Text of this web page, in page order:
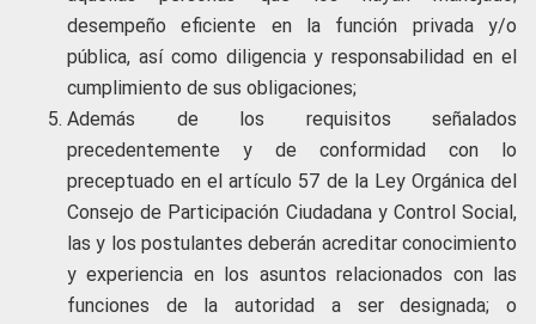
desempeño eficiente en la función privada y/o
pública, así como diligencia y responsabilidad en el
cumplimiento de sus obligaciones;
Además de los requisitos señalados
precedentemente y de conformidad con lo
preceptuado en el artículo 57 de la Ley Orgánica del
Consejo de Participación Ciudadana y Control Social,
las y los postulantes deberán acreditar conocimiento
y experiencia en los asuntos relacionados con las
funciones de la autoridad a ser designada; o